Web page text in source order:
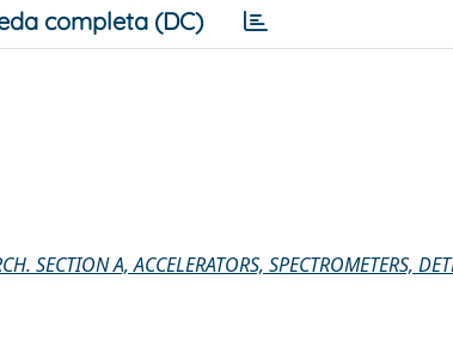
completa (DC)
SECTION A, ACCELERATORS, SPECTROMETERS,